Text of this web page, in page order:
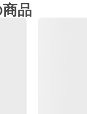
品